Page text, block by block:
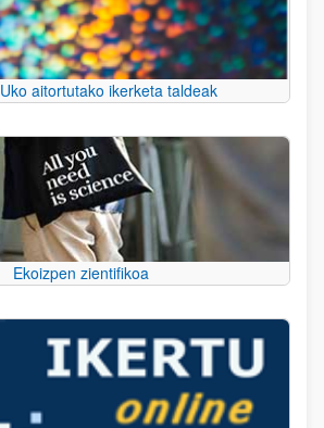
aitortutako ikerketa taldeak
Ekoizpen zientifikoa